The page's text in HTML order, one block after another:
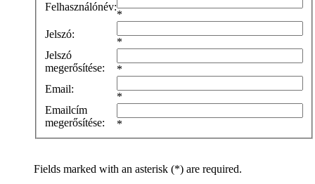
Felhasználónév:
*
Jelszó:
*
Jelszó
megerősítése:
*
Email:
*
Emailcím
megerősítése:
*
Fields marked with an asterisk (*) are required.